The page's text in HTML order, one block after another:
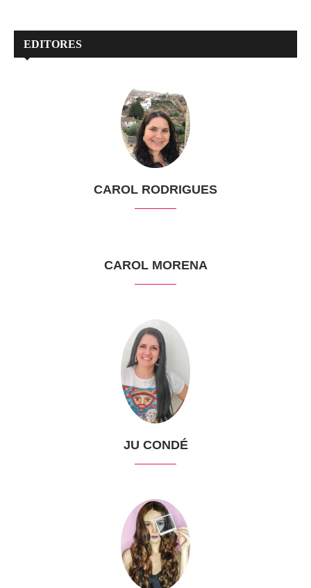
EDITORES
CAROL RODRIGUES
CAROL MORENA
JU CONDÉ